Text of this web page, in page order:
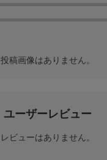
投稿画像はありません。
ユーザーレビュー
レビューはありません。